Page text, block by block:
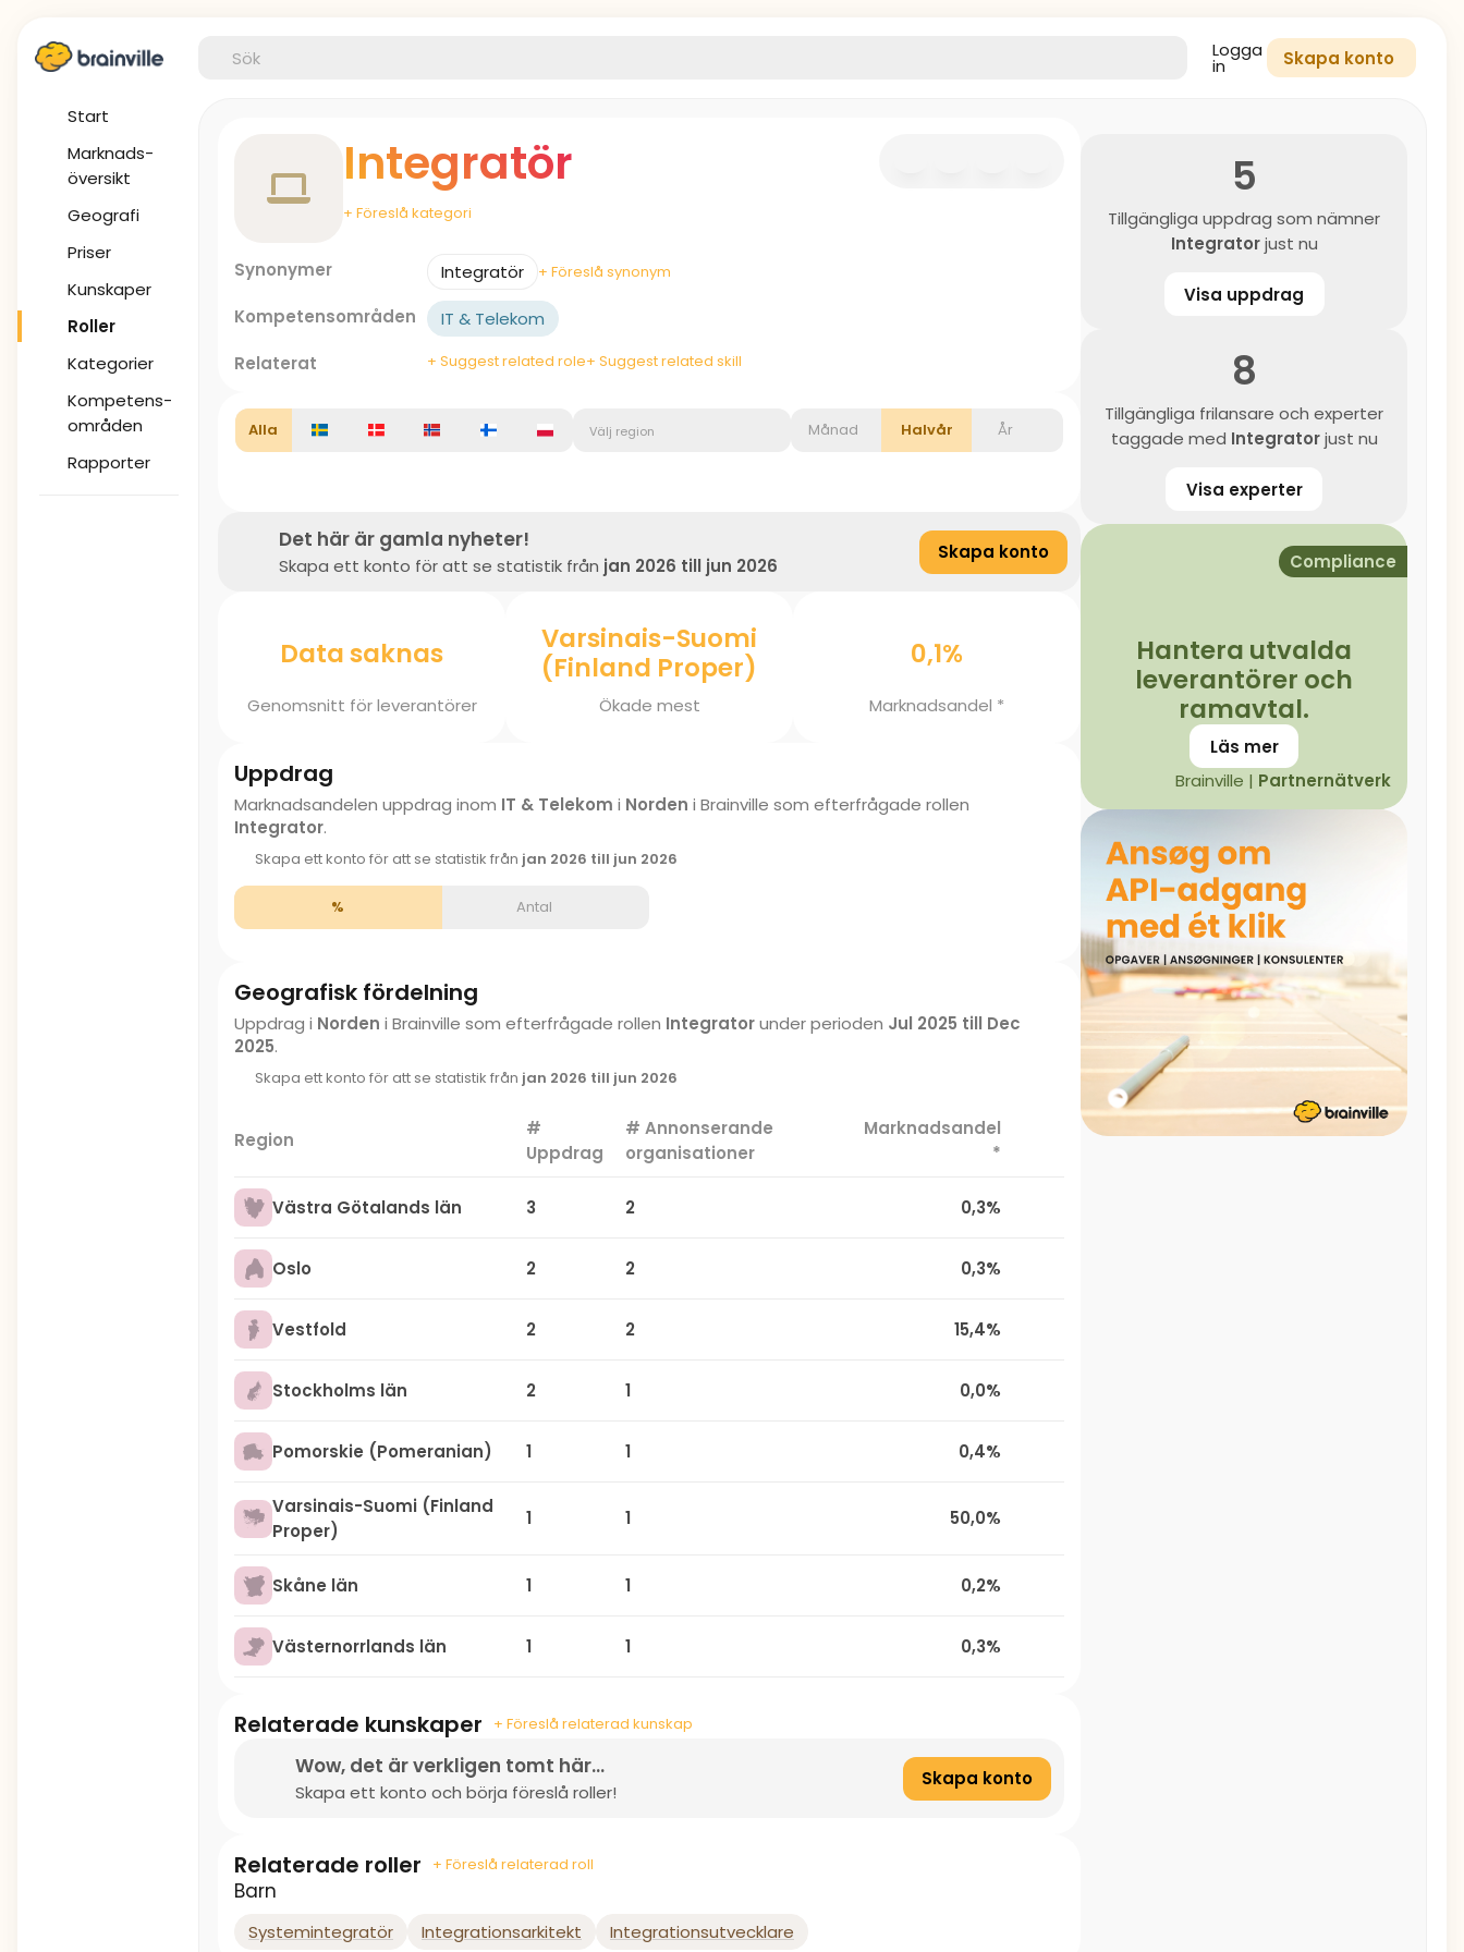
Start
Marknads-
översikt
Geografi
Priser
Kunskaper
Roller
Kategorier
Kompetens-
områden
Rapporter
Logga
in Skapa konto
Integratör
+ Föreslå kategori
Synonymer Integratör + Föreslå synonym
Kompetensområden
IT & Telekom
Relaterat
+ Suggest related role+ Suggest related skill
Alla Välj region Månad Halvår År
Det här är gamla nyheter!
Skapa ett konto för att se statistik från jan 2026 till jun 2026
Skapa konto
Data saknas
Genomsnitt för leverantörer
Varsinais-Suomi
(Finland Proper)
Ökade mest
0,1%
Marknadsandel *
Uppdrag
Marknadsandelen uppdrag inom IT & Telekom i Norden i Brainville som efterfrågade rollen
Integrator.
Skapa ett konto för att se statistik från jan 2026 till jun 2026
% Antal
Geografisk fördelning
Uppdrag i Norden i Brainville som efterfrågade rollen Integratorunder perioden Jul 2025 till Dec
2025.
Skapa ett konto för att se statistik från jan 2026 till jun 2026
Region
#
Uppdrag
# Annonserande
organisationer
Marknadsandel
*
Västra Götalands län 3 2 0,3%
Oslo 2 2 0,3%
Vestfold 2 2 15,4%
Stockholms län 2 1 0,0%
Pomorskie (Pomeranian) 1 1 0,4%
Varsinais-Suomi (Finland
Proper)
1 1 50,0%
Skåne län 1 1 0,2%
Västernorrlands län 1 1 0,3%
Relaterade kunskaper + Föreslå relaterad kunskap
Wow, det är verkligen tomt här...
Skapa ett konto och börja föreslå roller!
Skapa konto
Relaterade roller + Föreslå relaterad roll
Barn
Systemintegratör Integrationsarkitekt Integrationsutvecklare
5
Tillgängliga uppdrag som nämner
Integratorjust nu
Visa uppdrag
8
Tillgängliga frilansare och experter
taggade med Integratorjust nu
Visa experter
Compliance
Hantera utvalda
leverantörer och
ramavtal.
Läs mer
Brainville | Partnernätverk